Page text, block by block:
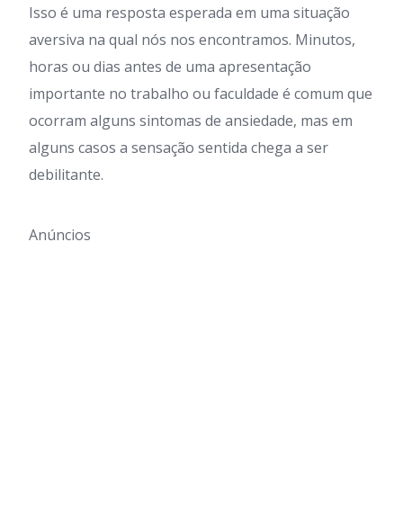
Isso é uma resposta esperada em uma situação
aversiva na qual nós nos encontramos. Minutos,
horas ou dias antes de uma apresentação
importante no trabalho ou faculdade é comum que
ocorram alguns sintomas de ansiedade, mas em
alguns casos a sensação sentida chega a ser
debilitante.
Anúncios